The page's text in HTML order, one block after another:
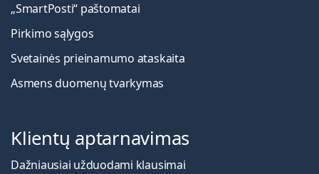
„SmartPosti“ paštomatai
Pirkimo sąlygos
Svetainės prieinamumo ataskaita
Asmens duomenų tvarkymas
Klientų aptarnavimas
Dažniausiai užduodami klausimai